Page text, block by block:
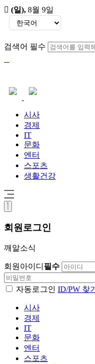
(일), 8월 9일
검색어 필수
시사
경제
IT
문화
엔터
스포츠
생활건강
회원 로그인
깨알소식
회원아이디 필수
자동로그인 ID/PW 찾기
시사
경제
IT
문화
엔터
스포츠